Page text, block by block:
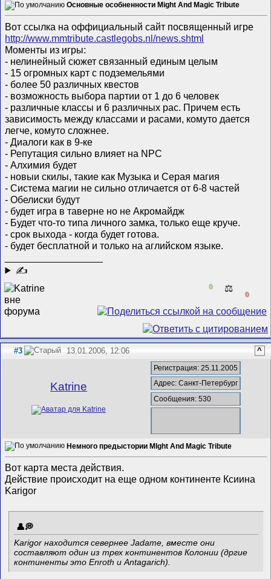
Основные особненности Might And Magic Tribute
Вот ссылка на оффициальный сайт посвященный игре
http://www.mmtribute.castlegobs.nl/news.shtml
Моменты из игры:
- нелинейный сюжет связанный единым целым
- 15 огромных карт с подземельями
- более 50 различных квестов
- возможность выбора партии от 1 до 6 человек
- различные классы и 6 различных рас. Причем есть
зависимость между классами и расами, комуто дается
легче, комуто сложнее.
- Диалоги как в 9-ке
- Репутация сильно влияет на NPC
- Алхимия будет
- новыи скилы, такие как Музыка и Серая магия
- Система магии не сильно отличается от 6-8 частей
- Обелиски будут
- будет игра в таверне но не Акромайдж
- Будет что-то типа личного замка, только еще круче.
- срок выхода - когда будет готова.
- будет бесплатной и только на аглийском языке.
✍
0 ⚖️
0
#3 13.01.2006, 12:06 ^
Katrine
Регистрация: 25.11.2005
Адрес: Санкт-Петербург
Сообщения: 530
Немного предыстории MIght And Magic Tribute
Вот карта места действия.
Действие происходит на еще одном континенте Ксиина
Karigor
Karigor находится севернее Jadame, вместе они
составляют один из трех континентов Колонии (дргие
континенты это Enroth и Antagarich).